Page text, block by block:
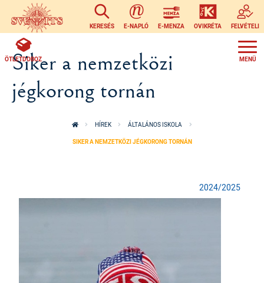
Ugrás a tartalomra
KERESÉS E-NAPLÓ E-MENZA OVIKRÉTA FELVÉTELI
ÖTLETDOBOZ
Siker a nemzetközi
jégkorong tornán
HÍREK ÁLTALÁNOS ISKOLA
SIKER A NEMZETKÖZI JÉGKORONG TORNÁN
2024/2025